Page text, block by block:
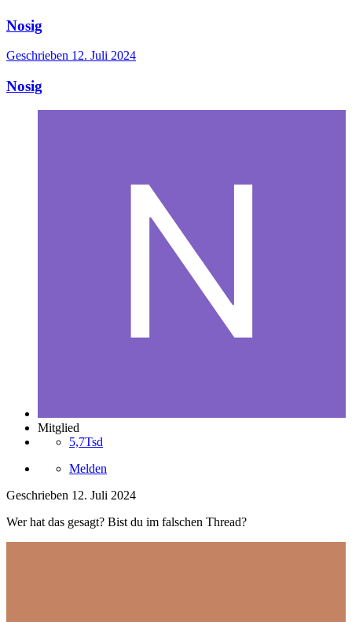
Nosig
Geschrieben 12. Juli 2024
Nosig
Mitglied
5,7Tsd
Melden
Geschrieben 12. Juli 2024
Wer hat das gesagt? Bist du im falschen Thread?